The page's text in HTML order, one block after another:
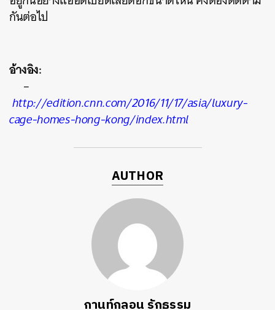
กันต่อไป
อ้างอิง:
–
http://edition.cnn.com/2016/11/17/asia/luxury-
cage-homes-hong-kong/index.html
AUTHOR
กานท์กลอน รักธรรม